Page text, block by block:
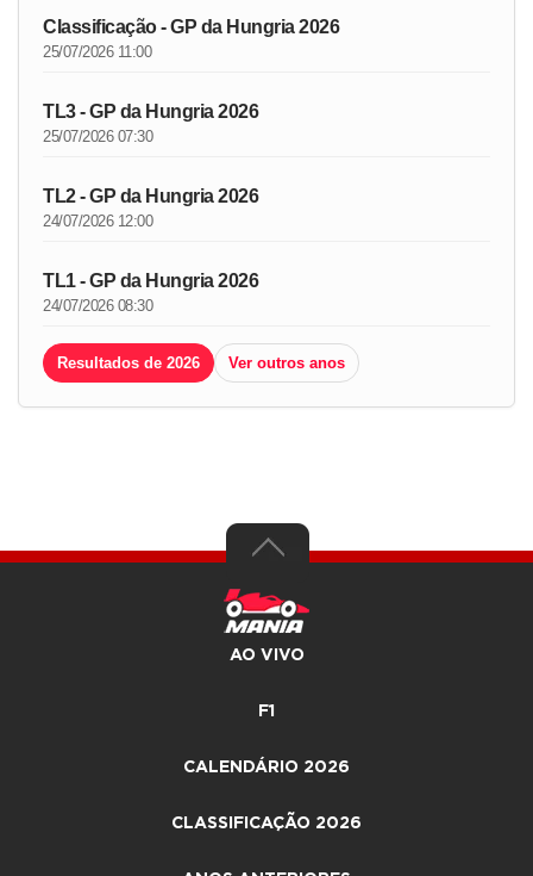
Classificação - GP da Hungria 2026
25/07/2026 11:00
TL3 - GP da Hungria 2026
25/07/2026 07:30
TL2 - GP da Hungria 2026
24/07/2026 12:00
TL1 - GP da Hungria 2026
24/07/2026 08:30
Resultados de 2026 Ver outros anos
AO VIVO
F1
CALENDÁRIO 2026
CLASSIFICAÇÃO 2026